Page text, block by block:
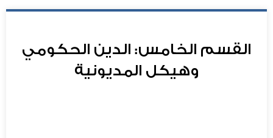
القسم الخامس: الدين الحكومي
وهيكل المديونية